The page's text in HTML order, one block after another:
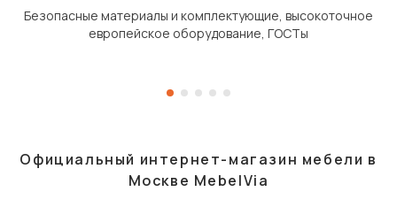
Безопасные материалы и комплектующие, высокоточное
европейское оборудование, ГОСТы
Официальный интернет-магазин мебели в
Москве MebelVia